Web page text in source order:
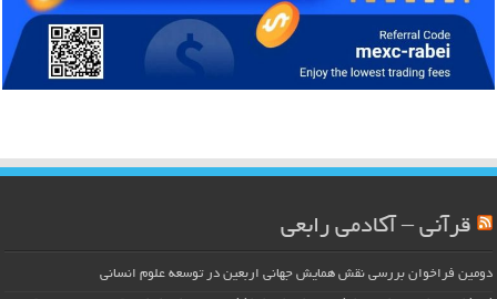
قرآنی – آکادمی رابعی
دومین فراخوان بررسی نقش همایش جهانی اربعین در توسعه علوم انسانی